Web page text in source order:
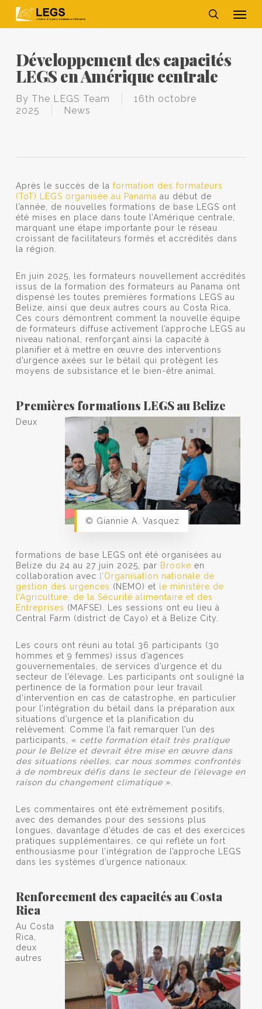
search
Développement des capacités
LEGS en Amérique centrale
By The LEGS Team
16th octobre
2025
News
Après le succès de la formation des formateurs
(ToT) LEGS organisée au Panama au début de
l’année, de nouvelles formations de base LEGS ont
été mises en place dans toute l’Amérique centrale,
marquant une étape importante pour le réseau
croissant de facilitateurs formés et accrédités dans
la région.
En juin 2025, les formateurs nouvellement accrédités
issus de la formation des formateurs au Panama ont
dispensé les toutes premières formations LEGS au
Belize, ainsi que deux autres cours au Costa Rica.
Ces cours démontrent comment la nouvelle équipe
de formateurs diffuse activement l’approche LEGS au
niveau national, renforçant ainsi la capacité à
planifier et à mettre en œuvre des interventions
d’urgence axées sur le bétail qui protègent les
moyens de subsistance et le bien-être animal.
Premières formations LEGS au Belize
© Giannie A. Vasquez
Deux
formations de base LEGS ont été organisées au
Belize du 24 au 27 juin 2025, par Brooke en
collaboration avec
l’Organisation nationale de
gestion des urgences (NEMO) et
le ministère de
l’Agriculture, de la Sécurité alimentaire et des
Entreprises (MAFSE). Les sessions ont eu lieu à
Central Farm (district de Cayo) et à Belize City.
Les cours ont réuni au total 36 participants (30
hommes et 9 femmes) issus d’agences
gouvernementales, de services d’urgence et du
secteur de l’élevage. Les participants ont souligné la
pertinence de la formation pour leur travail
d’intervention en cas de catastrophe, en particulier
pour l’intégration du bétail dans la préparation aux
situations d’urgence et la planification du
relèvement. Comme l’a fait remarquer l’un des
participants, « cette formation était très pratique
pour le Belize et devrait être mise en œuvre dans
des situations réelles, car nous sommes confrontés
à de nombreux défis dans le secteur de l’élevage en
raison du changement climatique».
Les commentaires ont été extrêmement positifs,
avec des demandes pour des sessions plus
longues, davantage d’études de cas et des exercices
pratiques supplémentaires, ce qui reflète un fort
enthousiasme pour l’intégration de l’approche LEGS
dans les systèmes d’urgence nationaux.
Renforcement des capacités au Costa
Rica
Au Costa
Rica,
deux
autres